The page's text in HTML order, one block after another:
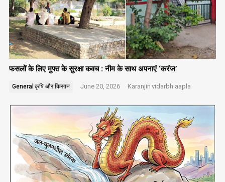
फसलों के लिए मुफ्त के सुरक्षा कवच : नीम के साथ अपनाएं ‘करंज’
General कृषि और किसान June 20, 2026 Karanjin vidarbh aapla